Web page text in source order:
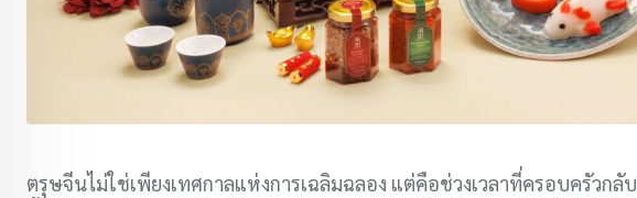
ตรุษจีนไม่ใช่เพียงเทศกาลแห่งการเฉลิมฉลอง แต่คือช่วงเวลาที่ครอบครัวก